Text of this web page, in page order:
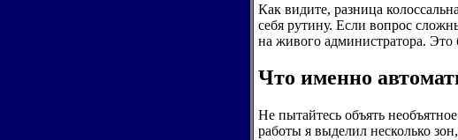
Как видите, разница
себя рутину. Если вопрос
на живого администратора.
Что именно
Не пытайтесь объять
работы я выделил несколько